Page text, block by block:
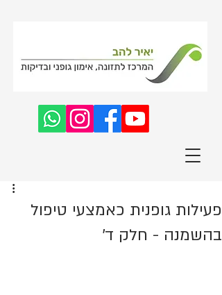
פעילות גופנית כאמצעי טיפול
בהשמנה - חלק ד'